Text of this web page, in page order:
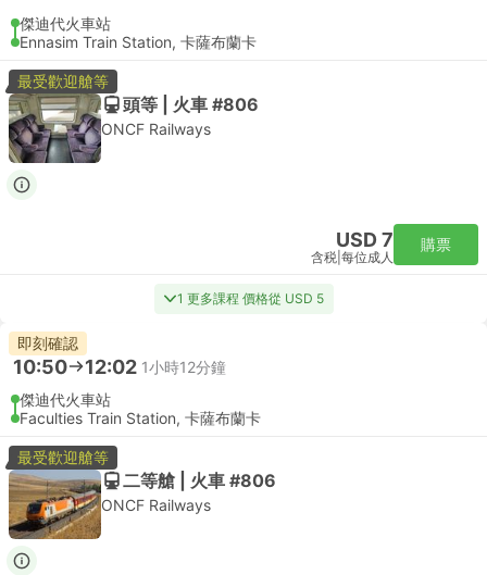
傑迪代火車站
Ennasim Train Station, 卡薩布蘭卡
最受歡迎艙等
頭等 | 火車 #806
ONCF Railways
USD 7
含税 每位成人
購票
1 更多課程 價格從 USD 5
即刻確認
10:50 12:02 1小時12分鐘
傑迪代火車站
Faculties Train Station, 卡薩布蘭卡
最受歡迎艙等
二等艙 | 火車 #806
ONCF Railways